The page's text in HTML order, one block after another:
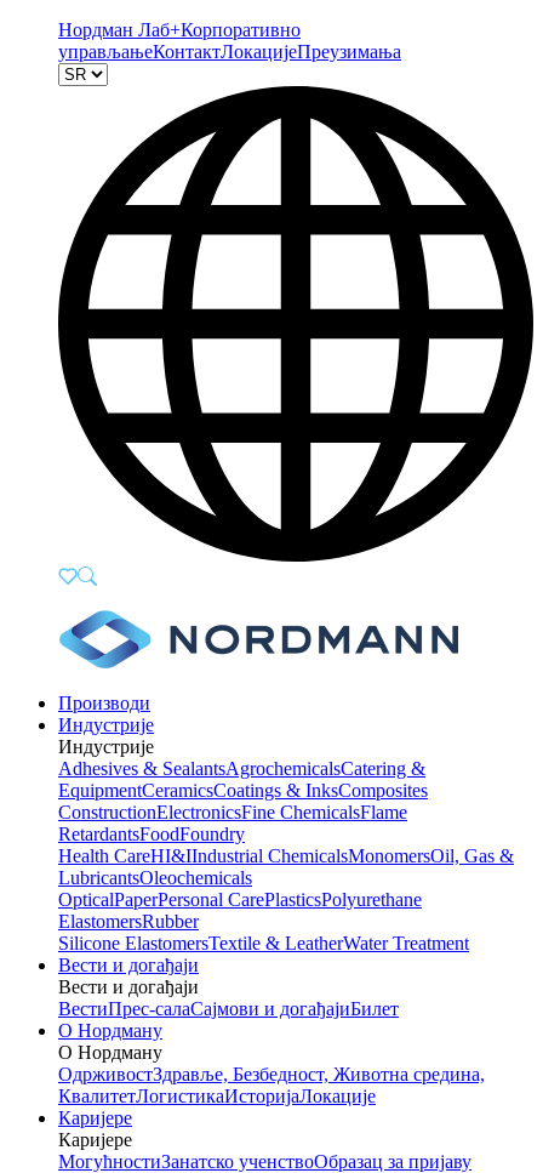
Нордман Лаб+Корпоративно
управљањеКонтактЛокацијеПреузимања
Производи
Индустрије
Индустрије
Adhesives & SealantsAgrochemicalsCatering &
EquipmentCeramicsCoatings & InksComposites
ConstructionElectronicsFine ChemicalsFlame
RetardantsFoodFoundry
Health CareHI&IIndustrial ChemicalsMonomersOil, Gas &
LubricantsOleochemicals
OpticalPaperPersonal CarePlasticsPolyurethane
ElastomersRubber
Silicone ElastomersTextile & LeatherWater Treatment
Вести и догађаји
Вести и догађаји
ВестиПрес-салаСајмови и догађајиБилет
О Нордману
О Нордману
ОдрживостЗдравље, Безбедност, Животна средина,
КвалитетЛогистикаИсторијаЛокације
Каријере
Каријере
МогућностиЗанатско ученствоОбразац за пријаву